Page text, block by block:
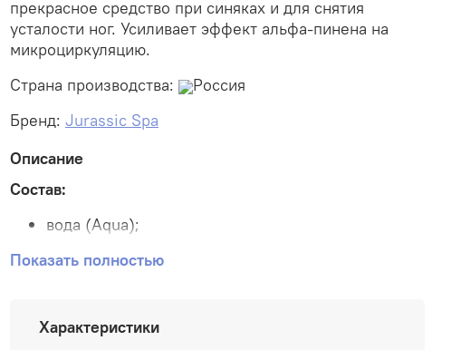
прекрасное средство при синяках и для снятия
усталости ног. Усиливает эффект альфа-пинена на
микроциркуляцию.
Страна производства:
Россия
Бренд: Jurassic Spa
Описание
Состав:
вода (Aqua);
реликтовая соль
эфирное масло сосны
Показать полностью
Характеристики